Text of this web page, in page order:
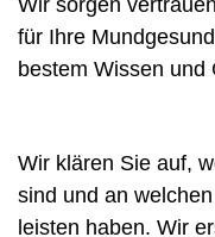
für Ihre
bestem Wissen und
Wir klären Sie auf,
sind und an
leisten haben. Wir